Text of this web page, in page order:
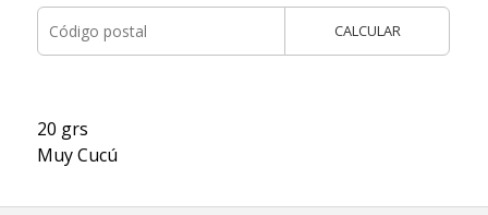
CALCULAR
20 grs
Muy Cucú